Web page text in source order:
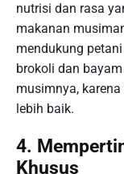
nutrisi dan rasa
makanan
mendukung
brokoli dan
musimnya,
lebih baik.
4.
Khusus